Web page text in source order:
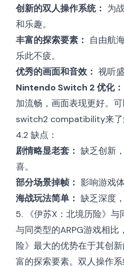
创新的双人操作系统： 为
和乐趣。
丰富的探索要素： 自由航
乐此不疲。
优秀的画面和音效： 视听
Nintendo Switch 2 优化：
加流畅，画面表现更好。
switch2 compatibility来
4.2 缺点：
剧情略显老套： 缺乏创新
喜。
部分场景掉帧： 影响游戏
海战玩法简单： 缺乏深度
5. 《伊苏X：北境历险》与
与同类型的ARPG游戏相比
险》最大的优势在于其创
富的探索要素。双人操作